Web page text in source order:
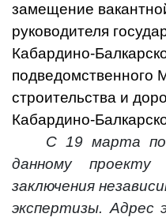
замещение
руководителя
Кабардино-
подведомственного
строительства и
Кабардино-
С 19 марта по 5
данному проекту
заключения
экспертизы. Адрес